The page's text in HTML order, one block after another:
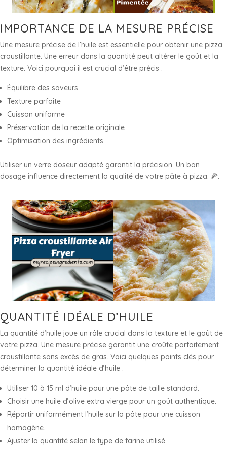
IMPORTANCE DE LA MESURE PRÉCISE
Une mesure précise de l’huile est essentielle pour obtenir une pizza
croustillante. Une erreur dans la quantité peut altérer le goût et la
texture. Voici pourquoi il est crucial d’être précis :
Équilibre des saveurs
Texture parfaite
Cuisson uniforme
Préservation de la recette originale
Optimisation des ingrédients
Utiliser un verre doseur adapté garantit la précision. Un bon
dosage influence directement la qualité de votre pâte à pizza. 🍕.
QUANTITÉ IDÉALE D’HUILE
La quantité d’huile joue un rôle crucial dans la texture et le goût de
votre pizza. Une mesure précise garantit une croûte parfaitement
croustillante sans excès de gras. Voici quelques points clés pour
déterminer la quantité idéale d’huile :
Utiliser 10 à 15 ml d’huile pour une pâte de taille standard.
Choisir une huile d’olive extra vierge pour un goût authentique.
Répartir uniformément l’huile sur la pâte pour une cuisson
homogène.
Ajuster la quantité selon le type de farine utilisé.